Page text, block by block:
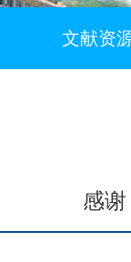
文献资
感